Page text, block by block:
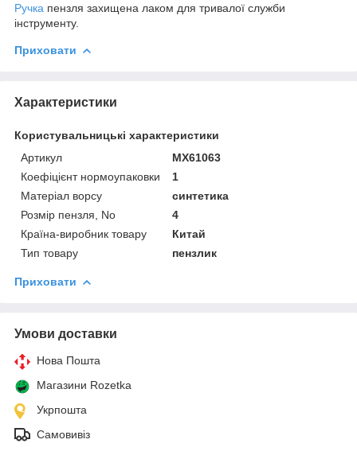
Ручка пензля захищена лаком для тривалої служби
інструменту.
Приховати
Характеристики
Користувальницькі характеристики
Артикул
MX61063
Коефіцієнт нормоупаковки
1
Матеріал ворсу
синтетика
Розмір пензля, No
4
Країна-виробник товару
Китай
Тип товару
пензлик
Приховати
Умови доставки
Нова Пошта
Магазини Rozetka
Укрпошта
Самовивіз